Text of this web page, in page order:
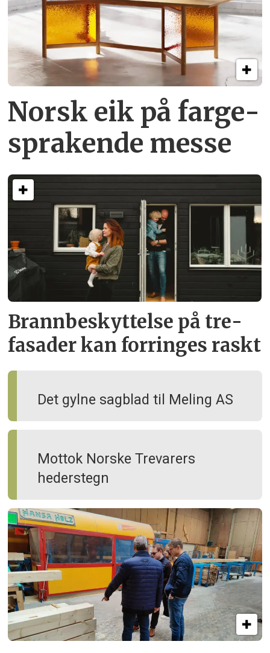
Norsk eik på farge­
sprakende messe
Brann­beskyttelse på tre­
fasader kan forringes raskt
Det gylne sagblad til Meling AS
Mottok Norske Trevarers
hederstegn